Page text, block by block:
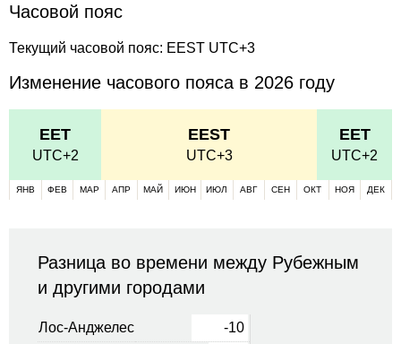
Часовой пояс
Текущий часовой пояс: EEST UTC+3
Изменение часового пояса в 2026 году
EET
UTC+2
EEST
UTC+3
EET
UTC+2
ЯНВ ФЕВ МАР АПР МАЙ ИЮН ИЮЛ АВГ СЕН ОКТ НОЯ ДЕК
Разница во времени между Рубежным
и другими городами
Лос-Анджелес
-10